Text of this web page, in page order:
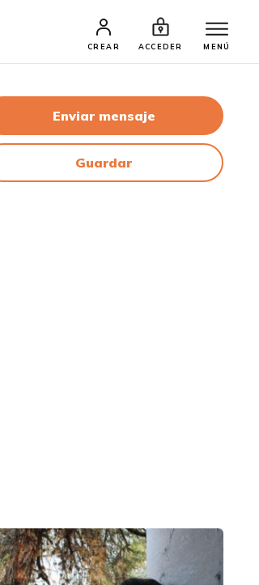
CREAR ACCEDER MENÚ
Enviar mensaje
Guardar